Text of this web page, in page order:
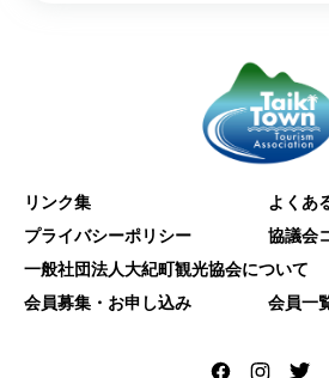
リンク集
よくあ
プライバシーポリシー
協議会
一般社団法人大紀町観光協会について
会員募集・お申し込み
会員一